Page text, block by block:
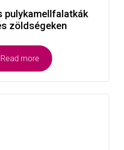
pulykamellfalatkák
zöldségeken
Read more